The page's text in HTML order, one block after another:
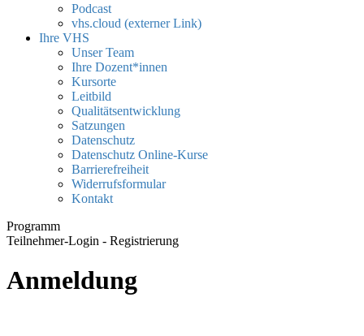
Podcast
vhs.cloud (externer Link)
Ihre VHS
Unser Team
Ihre Dozent*innen
Kursorte
Leitbild
Qualitätsentwicklung
Satzungen
Datenschutz
Datenschutz Online-Kurse
Barrierefreiheit
Widerrufsformular
Kontakt
Programm
Teilnehmer-Login - Registrierung
Anmeldung